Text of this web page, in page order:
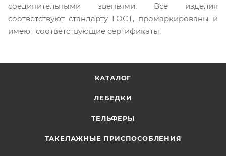
соединительными звеньями. Все изделия
соответствуют стандарту ГОСТ, промаркированы и
имеют соответствующие сертификаты.
КАТАЛОГ
ЛЕБЕДКИ
ТЕЛЬФЕРЫ
ТАКЕЛАЖНЫЕ ПРИСПОСОБЛЕНИЯ